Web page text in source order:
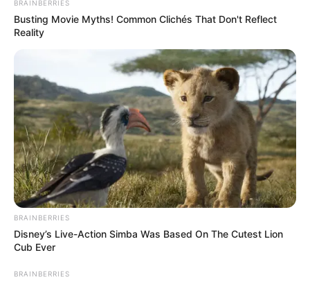
L’amour est dans le
pré : “Nous voilà
mariés”, un couple
s’est dit oui !
La grande famille de L’amour est dans le pré a
célébré un nouveau mariage ! Deux tourtereaux
issus de l’émission se sont dit oui, et ont
partagé les photos de la cérémonie.
BRAINBERRIES
Busting Movie Myths! Common Clichés That Don't Reflect
Reality
BRAINBERRIES
Disney’s Live-Action Simba Was Based On The Cutest Lion
Cub Ever
BRAINBERRIES